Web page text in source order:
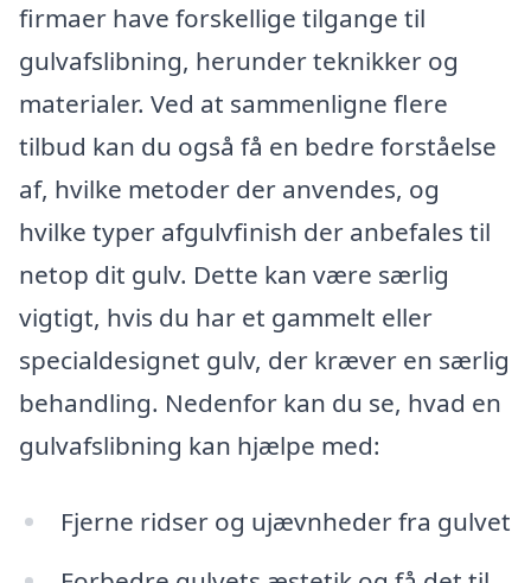
firmaer have forskellige tilgange til
gulvafslibning, herunder teknikker og
materialer. Ved at sammenligne flere
tilbud kan du også få en bedre forståelse
af, hvilke metoder der anvendes, og
hvilke typer afgulvfinish der anbefales til
netop dit gulv. Dette kan være særlig
vigtigt, hvis du har et gammelt eller
specialdesignet gulv, der kræver en særlig
behandling. Nedenfor kan du se, hvad en
gulvafslibning kan hjælpe med:
Fjerne ridser og ujævnheder fra gulvet